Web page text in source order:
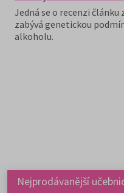
Jedná se o recenzi
zabývá genetickou
alkoholu.
Nejprodávanější